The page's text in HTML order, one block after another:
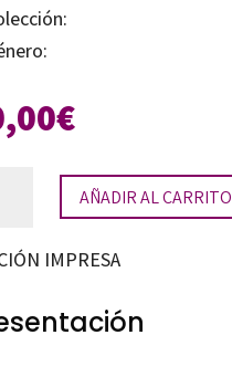
€
AÑADIR AL CARRITO
IMPRESA